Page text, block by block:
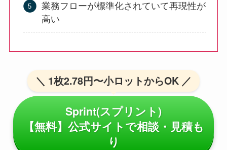
業務フローが標準化されていて再現性が
高い
＼ 1枚2.78円〜小ロットからOK ／
Sprint(スプリント)
【無料】公式サイトで相談・見積も
り